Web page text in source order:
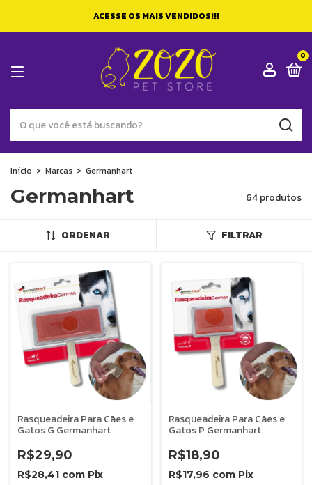
ACESSE OS MAIS VENDIDOS!!!
0
Início > Marcas > Germanhart
Germanhart 64 produtos
ORDENAR FILTRAR
Rasqueadeira Para Cães e
Gatos G Germanhart
R$29,90
R$28,41 com Pix
Rasqueadeira Para Cães e
Gatos P Germanhart
R$18,90
R$17,96 com Pix